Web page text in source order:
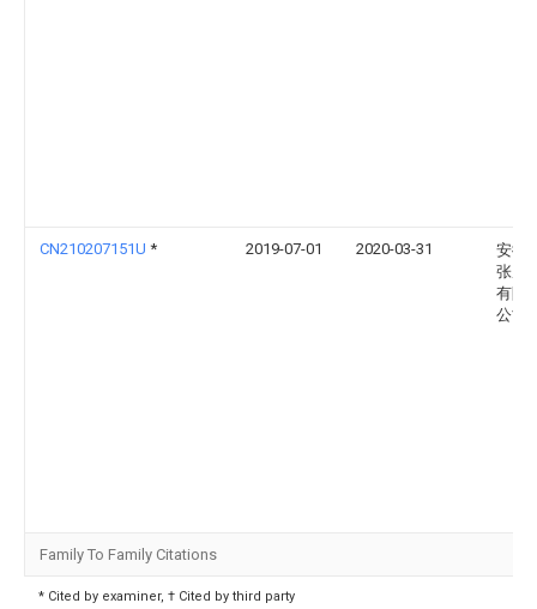
CN210207151U * 2019-07-01 2020-03-31
安徽
张庄
有限
公司
Family To Family Citations
* Cited by examiner, † Cited by third party